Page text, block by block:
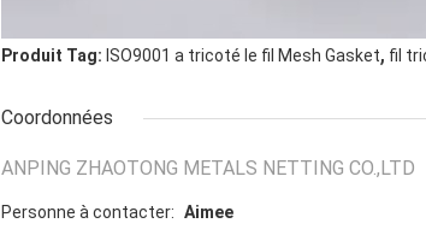
Produit Tag: ISO9001 a tricoté le fil Mesh Gasket, fil
Coordonnées
ANPING ZHAOTONG METALS NETTING CO.,LTD
Personne à contacter: Aimee